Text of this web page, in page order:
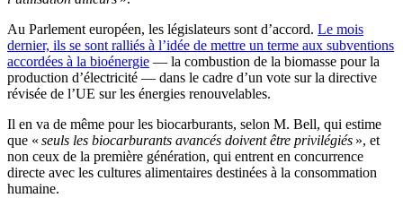
Au Parlement européen, les législateurs sont d’accord. Le mois
dernier, ils se sont ralliés à l’idée de mettre un terme aux subventions
accordées à la bioénergie — la combustion de la biomasse pour la
production d’électricité — dans le cadre d’un vote sur la directive
révisée de l’UE sur les énergies renouvelables.
Il en va de même pour les biocarburants, selon M. Bell, qui estime
que « seuls les biocarburants avancés doivent être privilégiés », et
non ceux de la première génération, qui entrent en concurrence
directe avec les cultures alimentaires destinées à la consommation
humaine.